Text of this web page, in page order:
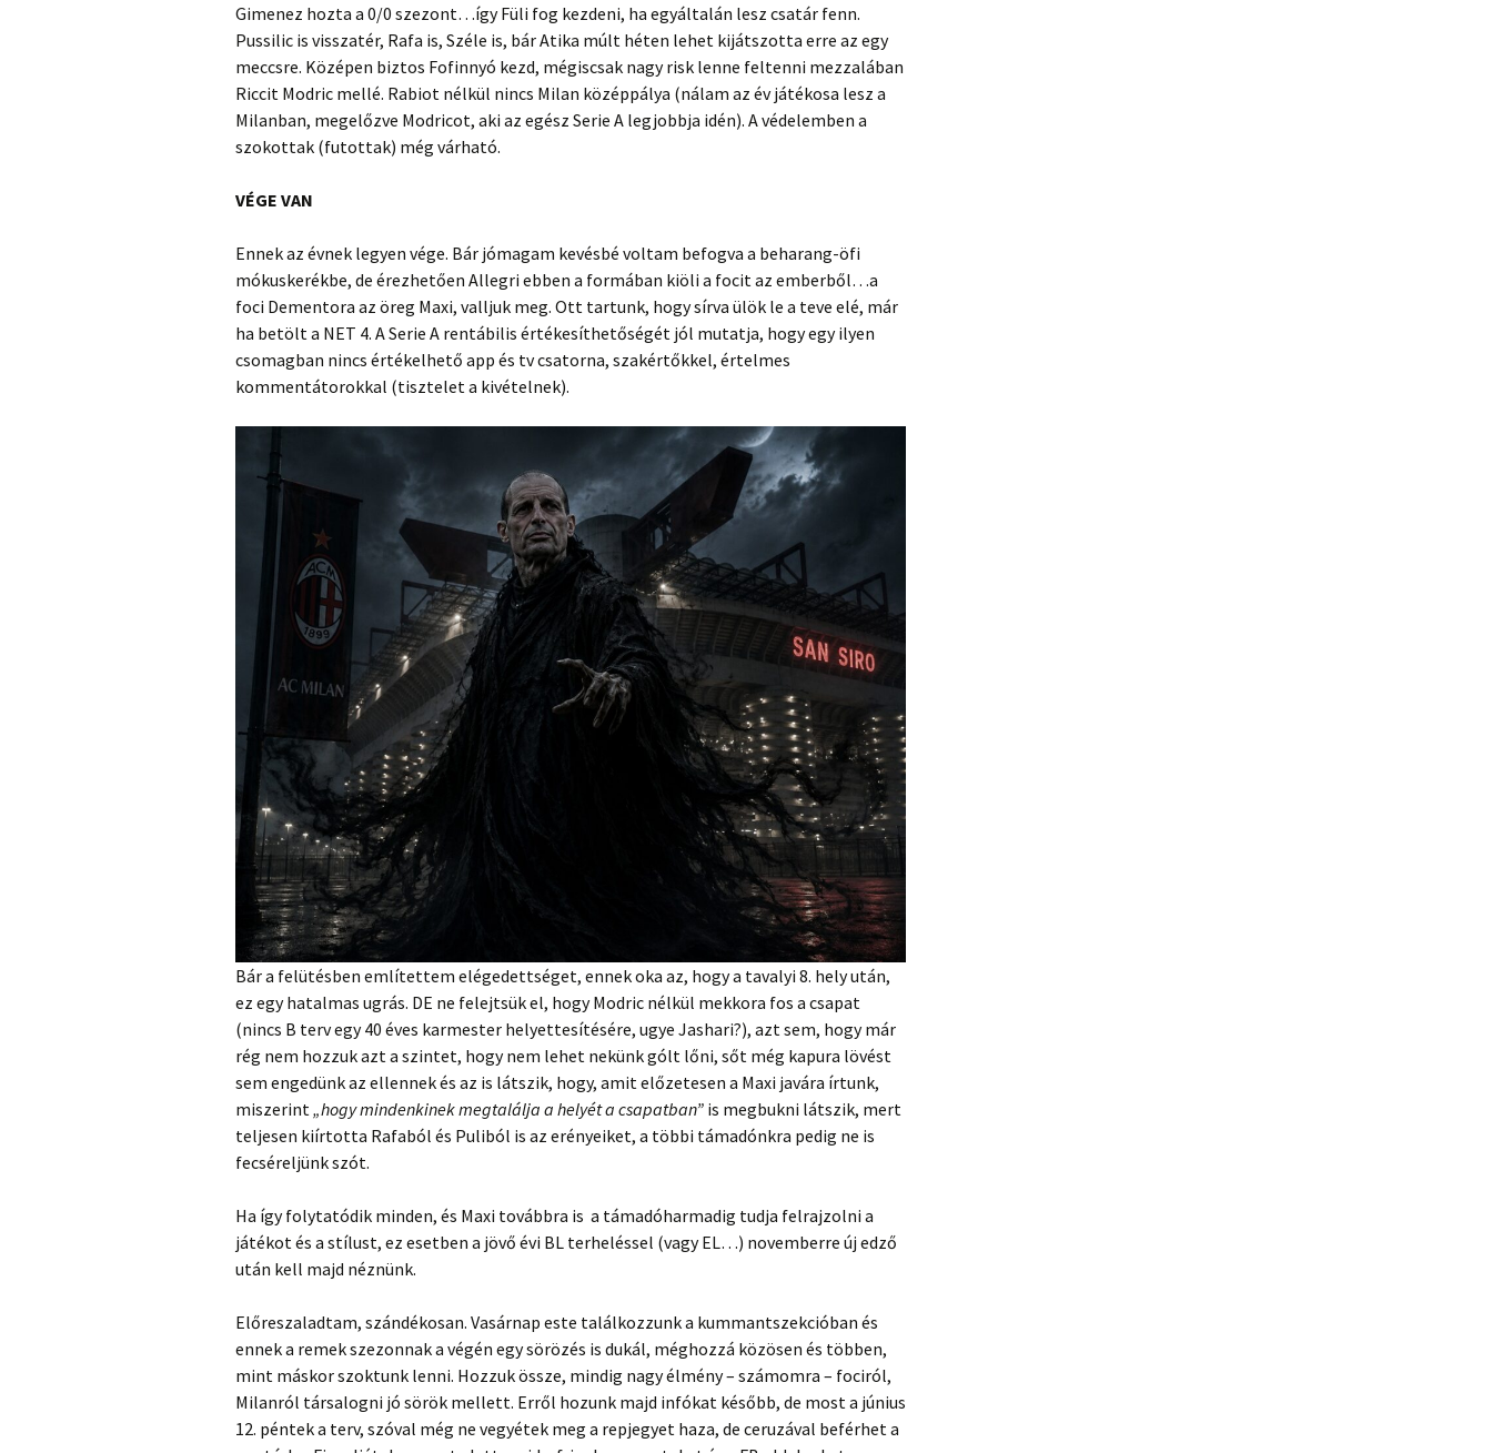
Gimenez hozta a 0/0 szezont…így Füli fog kezdeni, ha egyáltalán lesz csatár fenn.
Pussilic is visszatér, Rafa is, Széle is, bár Atika múlt héten lehet kijátszotta erre az egy
meccsre. Középen biztos Fofinnyó kezd, mégiscsak nagy risk lenne feltenni mezzalában
Riccit Modric mellé. Rabiot nélkül nincs Milan középpálya (nálam az év játékosa lesz a
Milanban, megelőzve Modricot, aki az egész Serie A legjobbja idén). A védelemben a
szokottak (futottak) még várható.
VÉGE VAN
Ennek az évnek legyen vége. Bár jómagam kevésbé voltam befogva a beharang-öfi
mókuskerékbe, de érezhetően Allegri ebben a formában kiöli a focit az emberből…a
foci Dementora az öreg Maxi, valljuk meg. Ott tartunk, hogy sírva ülök le a teve elé, már
ha betölt a NET 4. A Serie A rentábilis értékesíthetőségét jól mutatja, hogy egy ilyen
csomagban nincs értékelhető app és tv csatorna, szakértőkkel, értelmes
kommentátorokkal (tisztelet a kivételnek).
Bár a felütésben említettem elégedettséget, ennek oka az, hogy a tavalyi 8. hely után,
ez egy hatalmas ugrás. DE ne felejtsük el, hogy Modric nélkül mekkora fos a csapat
(nincs B terv egy 40 éves karmester helyettesítésére, ugye Jashari?), azt sem, hogy már
rég nem hozzuk azt a szintet, hogy nem lehet nekünk gólt lőni, sőt még kapura lövést
sem engedünk az ellennek és az is látszik, hogy, amit előzetesen a Maxi javára írtunk,
miszerint „hogy mindenkinek megtalálja a helyét a csapatban” is megbukni látszik, mert
teljesen kiírtotta Rafaból és Puliból is az erényeiket, a többi támadónkra pedig ne is
fecséreljünk szót.
Ha így folytatódik minden, és Maxi továbbra is a támadóharmadig tudja felrajzolni a
játékot és a stílust, ez esetben a jövő évi BL terheléssel (vagy EL…) novemberre új edző
után kell majd néznünk.
Előreszaladtam, szándékosan. Vasárnap este találkozzunk a kummantszekcióban és
ennek a remek szezonnak a végén egy sörözés is dukál, méghozzá közösen és többen,
mint máskor szoktunk lenni. Hozzuk össze, mindig nagy élmény – számomra – fociról,
Milanról társalogni jó sörök mellett. Erről hozunk majd infókat később, de most a június
12. péntek a terv, szóval még ne vegyétek meg a repjegyet haza, de ceruzával beférhet a